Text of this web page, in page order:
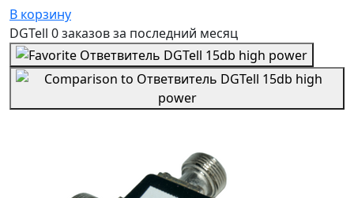
В корзину
DGTell 0 заказовза последний месяц